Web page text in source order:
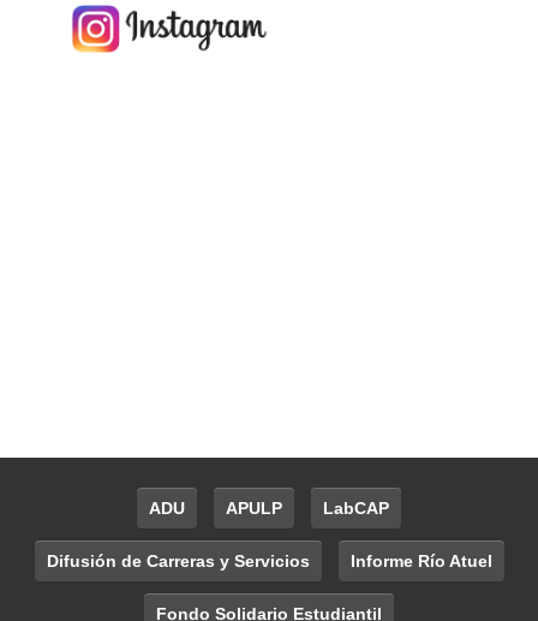
ADU APULP LabCAP
Difusión de Carreras y Servicios Informe Río Atuel
Fondo Solidario Estudiantil